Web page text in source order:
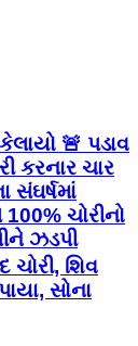
🚨 પડાવ
કરનાર ચાર
સંઘર્ષમાં
ચોરીનો
ઝડપી
ચોરી, શિવ
સોના